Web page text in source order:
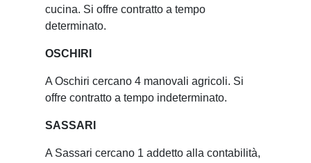
cucina. Si offre contratto a tempo
determinato.
OSCHIRI
A Oschiri cercano 4 manovali agricoli. Si
offre contratto a tempo indeterminato.
SASSARI
A Sassari cercano 1 addetto alla contabilità,